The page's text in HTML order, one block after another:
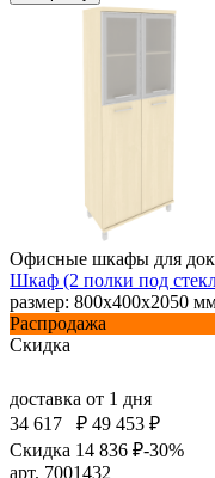
Офисные шкафы для
Шкаф (2 полки под
размер: 800х400х2050
Распродажа
Скидка
доставка от 1 дня
34 617
₽ 49 453 ₽
Скидка 14 836 ₽-30%
арт. 7001432